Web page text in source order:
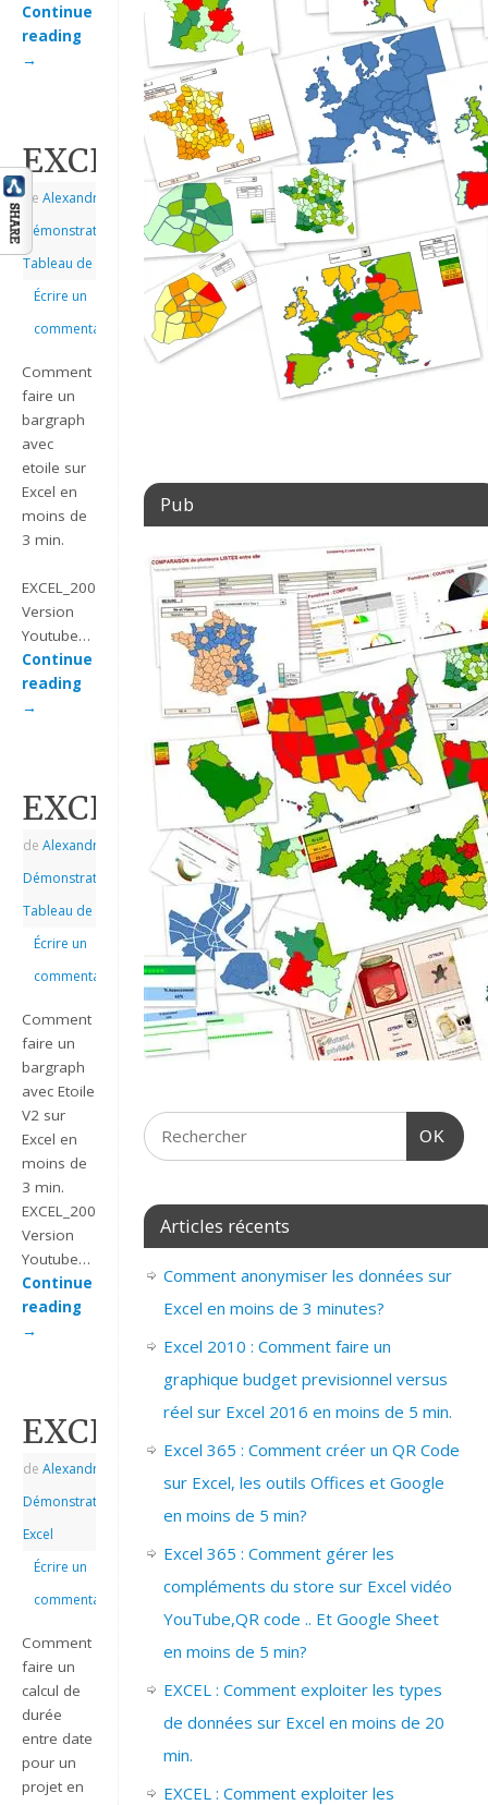
Continue
reading
→
deAlexandre
Démonstrations
Tableau de bord
Écrire un
commentaire
Comment
faire un
bargraph
avec
etoile sur
Excel en
moins de
3 min.
EXCEL_2007_BARGRAPH_ETOILE_V3
Version
Youtube…
Continue
reading
→
deAlexandre
Démonstrations
Tableau de bord
Écrire un
commentaire
Comment
faire un
bargraph
avec Etoile
V2 sur
Excel en
moins de
3 min.
EXCEL_2007_EX_BARGRAPH_ETOILE
Version
Youtube…
Continue
reading
→
deAlexandre
Démonstrations
Excel
Écrire un
commentaire
Comment
faire un
calcul de
durée
entre date
pour un
projet en
Pub
OK
Articles récents
Comment anonymiser les données sur
Excel en moins de 3 minutes?
Excel 2010 : Comment faire un
graphique budget previsionnel versus
réel sur Excel 2016 en moins de 5 min.
Excel 365 : Comment créer un QR Code
sur Excel, les outils Offices et Google
en moins de 5 min?
Excel 365 : Comment gérer les
compléments du store sur Excel vidéo
YouTube,QR code .. Et Google Sheet
en moins de 5 min?
EXCEL : Comment exploiter les types
de données sur Excel en moins de 20
min.
EXCEL : Comment exploiter les